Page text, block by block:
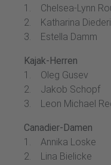
1. Chelsea-Lynn
2. Katharina
3. Estella Damm
Kajak-Herren
1. Oleg Gusev
2. Jakob Schopf
3. Leon Michael
Canadier-Damen
1. Annika Loske
2. Lina Bielicke